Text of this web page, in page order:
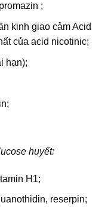
;
kinh giao cảm Acid
của acid nicotinic;
hạn);
huyết:
H1;
reserpin;